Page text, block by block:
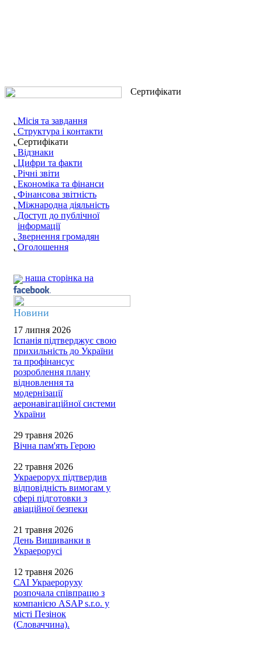
Місія та завдання
Структура і контакти
Сертифікати
Відзнаки
Цифри та факти
Річні звіти
Економіка та фінанси
Фінансова звітність
Міжнародна діяльність
Доступ до публічної
інформації
Звернення громадян
Оголошення
наша сторінка на
Новини
17 липня 2026
Іспанія підтверджує свою
прихильність до України
та профінансує
розроблення плану
відновлення та
модернізації
аеронавігаційної системи
України
29 травня 2026
Вічна пам'ять Герою
22 травня 2026
Украерорух підтвердив
відповідність вимогам у
сфері підготовки з
авіаційної безпеки
21 травня 2026
День Вишиванки в
Украерорусі
12 травня 2026
САІ Украероруху
розпочала співпрацю з
компанією ASAP s.r.o. у
місті Пезінок
(Словаччина).
Сертифікати